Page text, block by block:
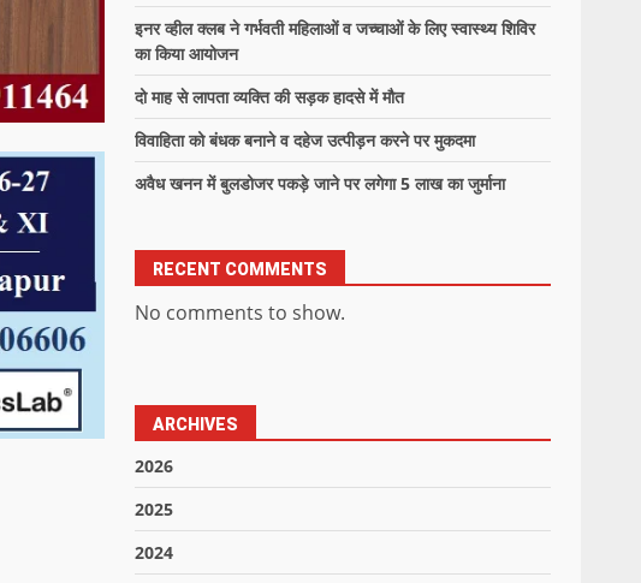
इनर व्हील क्लब ने गर्भवती महिलाओं व जच्चाओं के लिए स्वास्थ्य शिविर
का किया आयोजन
दो माह से लापता व्यक्ति की सड़क हादसे में मौत
विवाहिता को बंधक बनाने व दहेज उत्पीड़न करने पर मुकदमा
अवैध खनन में बुलडोजर पकड़े जाने पर लगेगा 5 लाख का जुर्माना
RECENT COMMENTS
No comments to show.
ARCHIVES
2026
2025
2024